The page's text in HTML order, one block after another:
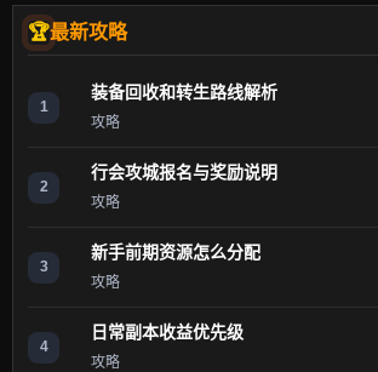
最新攻略
1
装备回收和转生路线解析
攻略
2
行会攻城报名与奖励说明
攻略
3
新手前期资源怎么分配
攻略
4
日常副本收益优先级
攻略